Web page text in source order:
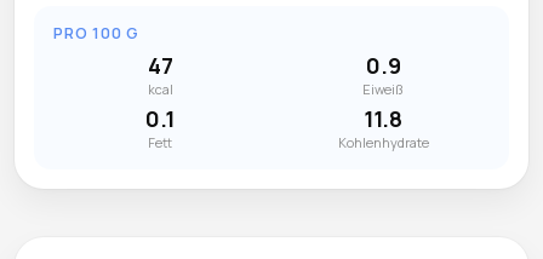
PRO 100 G
47
kcal
0.9
Eiweiß
0.1
Fett
11.8
Kohlenhydrate